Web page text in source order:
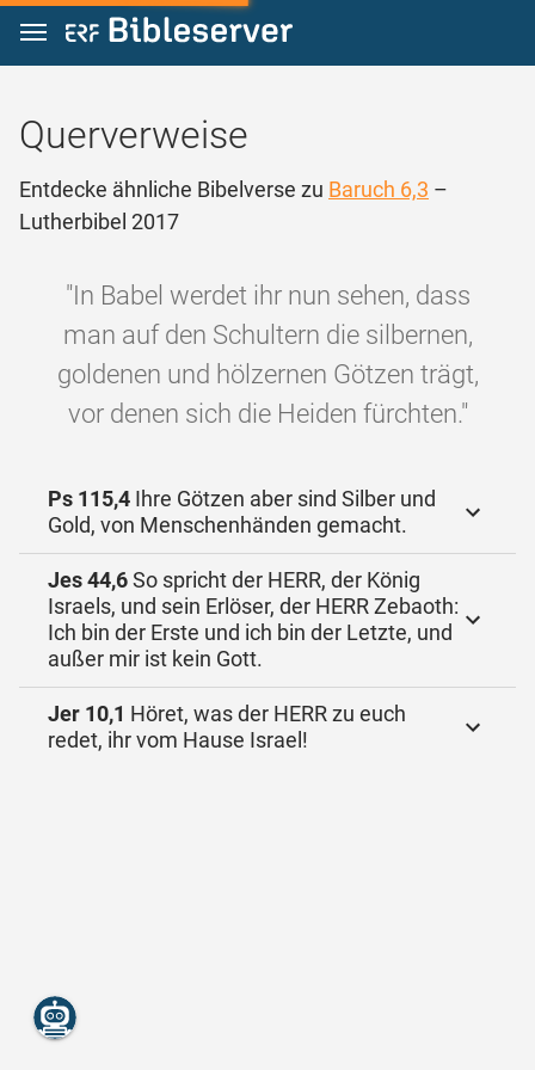
Zum Inhalt springen
Querverweise
Entdecke ähnliche Bibelverse zu Baruch 6,3 –
Lutherbibel 2017
"In Babel werdet ihr nun sehen, dass
man auf den Schultern die silbernen,
goldenen und hölzernen Götzen trägt,
vor denen sich die Heiden fürchten."
Ps 115,4 Ihre Götzen aber sind Silber und
Gold, von Menschenhänden gemacht.
Jes 44,6So spricht der HERR, der König
Israels, und sein Erlöser, der HERR Zebaoth:
Ich bin der Erste und ich bin der Letzte, und
außer mir ist kein Gott.
Jer 10,1 Höret, was der HERR zu euch
redet, ihr vom Hause Israel!